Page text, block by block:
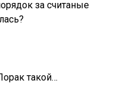
за считаные
такой…